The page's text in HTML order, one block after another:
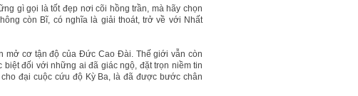
gì gọi là tốt đẹp nơi cõi hồng trần, mà hãy chọn
còn Bĩ, có nghĩa là giải thoát, trở về với Nhất
mở cơ tận độ của Đức Cao Đài. Thế giới vẫn còn
đối với những ai đã giác ngộ, đặt trọn niềm tin
đại cuộc cứu độ Kỳ Ba, là đã được bước chân